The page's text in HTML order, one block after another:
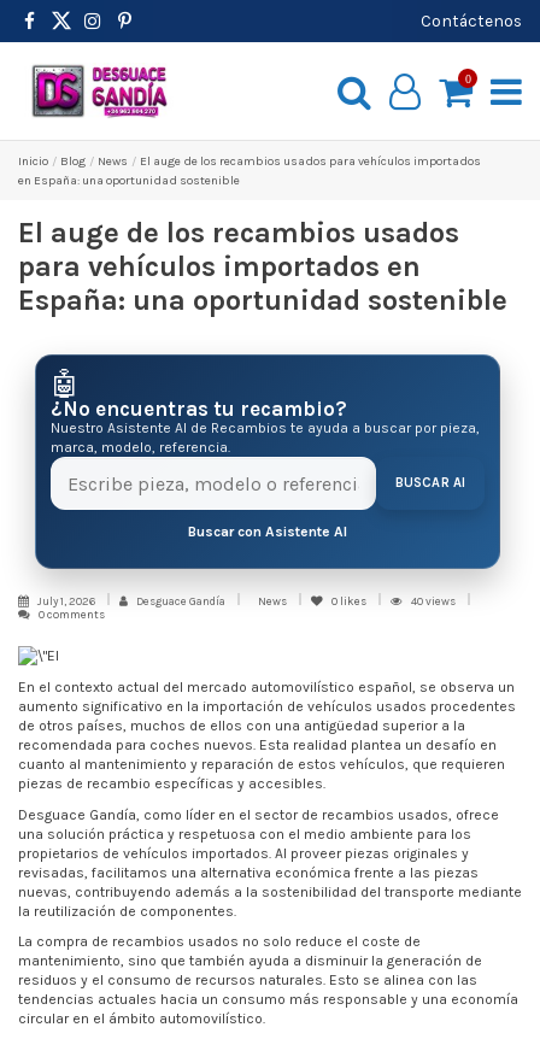
Contáctenos
0
Inicio Blog News
El auge de los recambios usados para vehículos importados
en España: una oportunidad sostenible
El auge de los recambios usados
para vehículos importados en
España: una oportunidad sostenible
🤖
¿No encuentras tu recambio?
Nuestro Asistente AI de Recambios te ayuda a buscar por pieza,
marca, modelo, referencia.
BUSCAR AI
Buscar con Asistente AI
July 1, 2026 Desguace Gandía News 0 likes
40 views
0 comments
En el contexto actual del mercado automovilístico español, se observa un
aumento significativo en la importación de vehículos usados procedentes
de otros países, muchos de ellos con una antigüedad superior a la
recomendada para coches nuevos. Esta realidad plantea un desafío en
cuanto al mantenimiento y reparación de estos vehículos, que requieren
piezas de recambio específicas y accesibles.
Desguace Gandía, como líder en el sector de recambios usados, ofrece
una solución práctica y respetuosa con el medio ambiente para los
propietarios de vehículos importados. Al proveer piezas originales y
revisadas, facilitamos una alternativa económica frente a las piezas
nuevas, contribuyendo además a la sostenibilidad del transporte mediante
la reutilización de componentes.
La compra de recambios usados no solo reduce el coste de
mantenimiento, sino que también ayuda a disminuir la generación de
residuos y el consumo de recursos naturales. Esto se alinea con las
tendencias actuales hacia un consumo más responsable y una economía
circular en el ámbito automovilístico.